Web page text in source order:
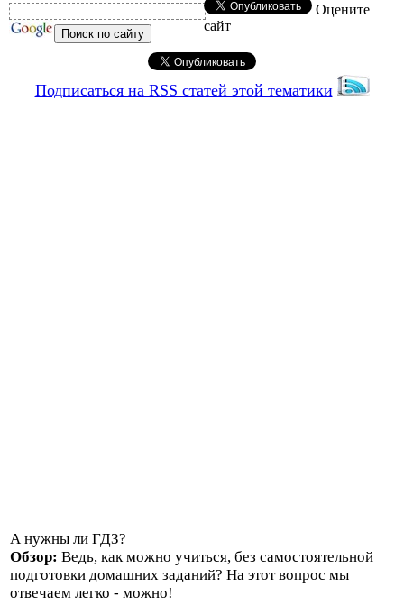
Оцените
сайт
Подписаться на RSS статей этой тематики
А нужны ли ГДЗ?
Обзор: Ведь, как можно учиться, без самостоятельной
подготовки домашних заданий? На этот вопрос мы
отвечаем легко - можно!